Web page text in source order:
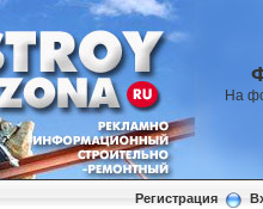
На
Регистрация